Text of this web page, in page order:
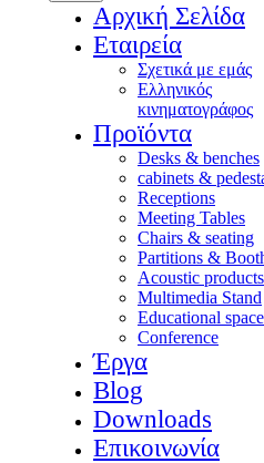
Αρχική Σελίδα
Εταιρεία
Σχετικά με εμάς
Ελληνικός
κινηματογράφος
Προϊόντα
Desks & benches
cabinets &
Receptions
Meeting Tables
Chairs & seating
Partitions &
Acoustic products
Multimedia Stand
Educational
Conference
Έργα
Blog
Downloads
Επικοινωνία